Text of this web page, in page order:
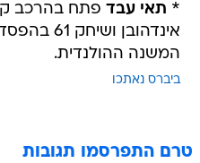
* תאי עבד פתח בהרכב
המשנה ההולנדית.
ביברס נאתכו
טרם התפרסמו תגובות